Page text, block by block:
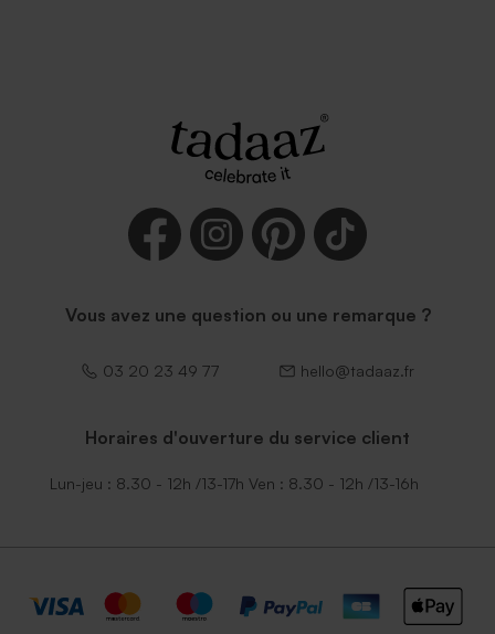
Vous avez une question ou une remarque ?
03 20 23 49 77 hello@tadaaz.fr
Horaires d'ouverture du service client
Lun-jeu : 8.30 - 12h /13-17h Ven : 8.30 - 12h /13-16h